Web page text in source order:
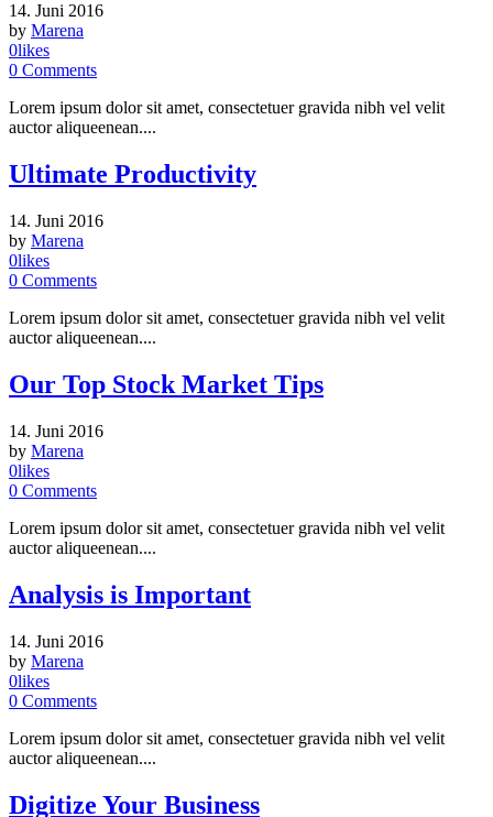
14. Juni 2016
by Marena
0likes
0 Comments
Lorem ipsum dolor sit amet, consectetuer gravida nibh vel velit
auctor aliqueenean....
Ultimate Productivity
14. Juni 2016
by Marena
0likes
0 Comments
Lorem ipsum dolor sit amet, consectetuer gravida nibh vel velit
auctor aliqueenean....
Our Top Stock Market Tips
14. Juni 2016
by Marena
0likes
0 Comments
Lorem ipsum dolor sit amet, consectetuer gravida nibh vel velit
auctor aliqueenean....
Analysis is Important
14. Juni 2016
by Marena
0likes
0 Comments
Lorem ipsum dolor sit amet, consectetuer gravida nibh vel velit
auctor aliqueenean....
Digitize Your Business